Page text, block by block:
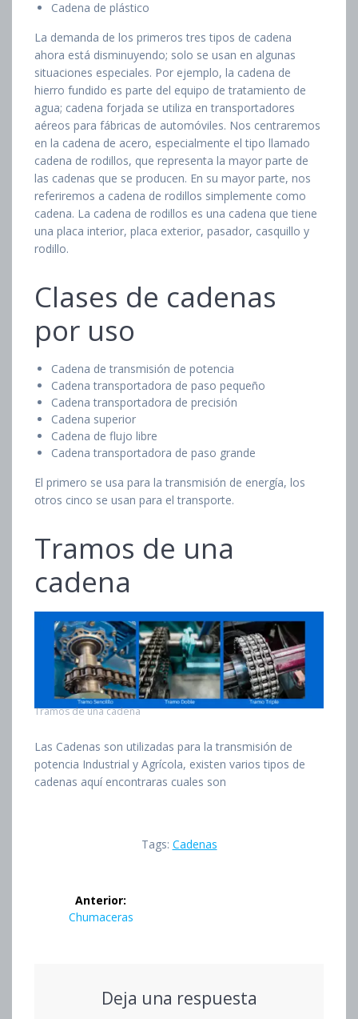
Cadena de plástico
La demanda de los primeros tres tipos de cadena
ahora está disminuyendo; solo se usan en algunas
situaciones especiales. Por ejemplo, la cadena de
hierro fundido es parte del equipo de tratamiento de
agua; cadena forjada se utiliza en transportadores
aéreos para fábricas de automóviles. Nos centraremos
en la cadena de acero, especialmente el tipo llamado
cadena de rodillos, que representa la mayor parte de
las cadenas que se producen. En su mayor parte, nos
referiremos a cadena de rodillos simplemente como
cadena. La cadena de rodillos es una cadena que tiene
una placa interior, placa exterior, pasador, casquillo y
rodillo.
Clases de cadenas
por uso
Cadena de transmisión de potencia
Cadena transportadora de paso pequeño
Cadena transportadora de precisión
Cadena superior
Cadena de flujo libre
Cadena transportadora de paso grande
El primero se usa para la transmisión de energía, los
otros cinco se usan para el transporte.
Tramos de una
cadena
Tramos de una cadena
Las Cadenas son utilizadas para la transmisión de
potencia Industrial y Agrícola, existen varios tipos de
cadenas aquí encontraras cuales son
Tags: Cadenas
Navegación
Anterior:
Entrada
Chumaceras
Deja una respuesta